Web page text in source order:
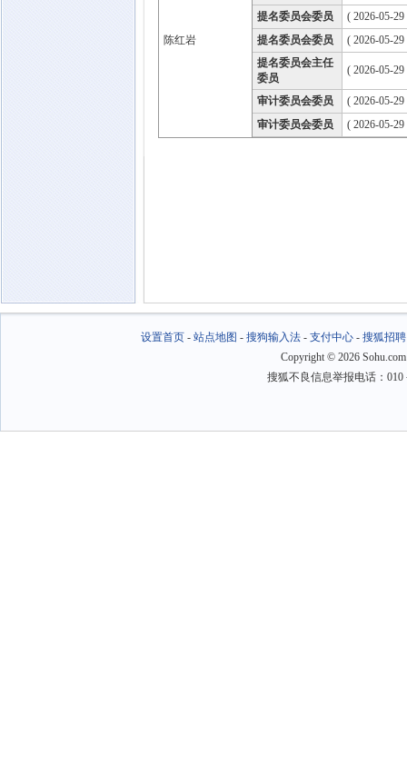
陈红岩
提名委员会委员
( 2026-05-
提名委员会委员
( 2026-05-
提名委员会主任
委员
( 2026-05-
审计委员会委员
( 2026-05-
审计委员会委员
( 2026-05-
设置首页- 站点地图 - 搜狗输入法- 支付中心- 搜狐招聘
Copyright © 2026
搜狐不良信息举报电话：010